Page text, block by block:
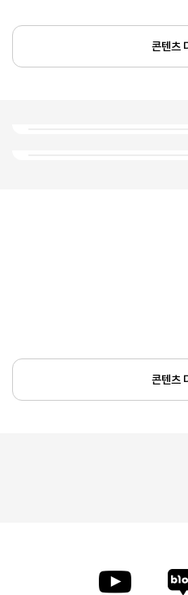
콘텐츠
콘텐츠